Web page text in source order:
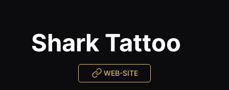
Shark Tattoo
WEB-SITE